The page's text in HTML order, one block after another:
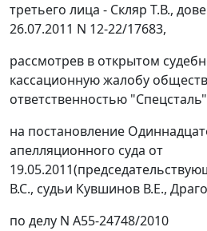
третьего лица - Скляр Т.В.,
26.07.2011 N 12-22/17683,
рассмотрев в открытом
кассационную жалобу
ответственностью
на постановление
апелляционного суда от
В.С., судьи Кувшинов В.Е.,
по делу N А55-24748/2010